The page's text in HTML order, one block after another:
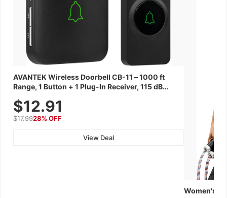
AVANTEK Wireless Doorbell CB-11 – 1000 ft
Range, 1 Button + 1 Plug-In Receiver, 115 dB
Year Battery
$12.91
$17.9928% OFF
View Deal
Women's